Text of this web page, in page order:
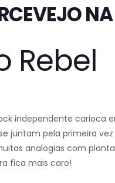
Rebel
independente carioca
juntam pela primeira
analogias com
fica mais caro!